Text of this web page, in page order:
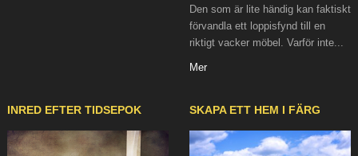
Den som är lite händig kan faktiskt
förvandla ett loppisfynd till en
riktigt vacker möbel. Varför inte...
Mer
INRED EFTER TIDSEPOK SKAPA ETT HEM I FÄRG